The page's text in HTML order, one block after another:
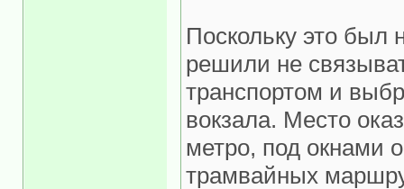
Поскольку это был
решили не
транспортом и
вокзала. Место
метро, под окнами
трамвайных